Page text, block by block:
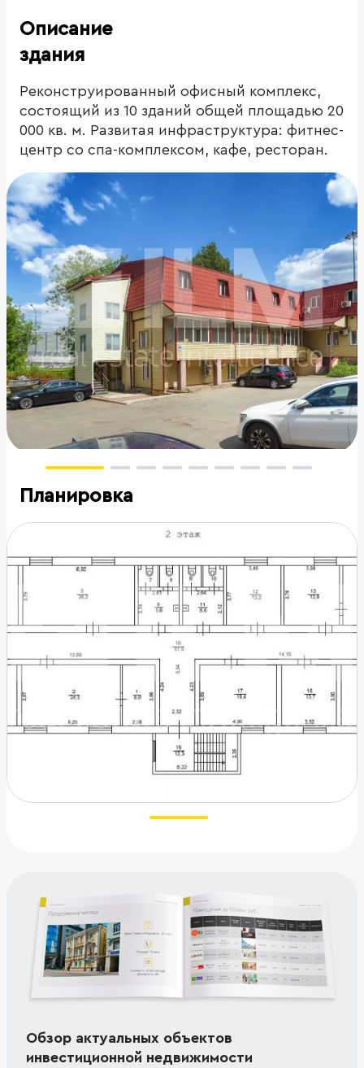
Описание
здания
Реконструированный офисный комплекс,
состоящий из 10 зданий общей площадью 20
000 кв. м. Развитая инфраструктура: фитнес-
центр со спа-комплексом, кафе, ресторан.
Планировка
Обзор актуальных объектов
инвестиционной недвижимости